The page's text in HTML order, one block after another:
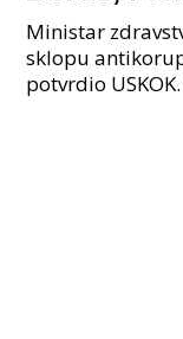
Istraga
Ministar
sklopu
potvrdio